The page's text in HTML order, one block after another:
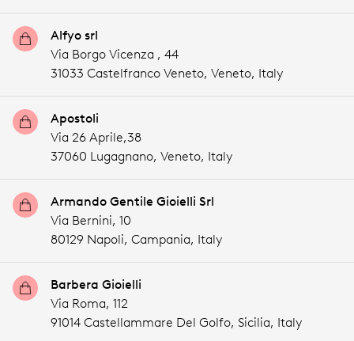
Alfyo srl
Via Borgo Vicenza , 44
31033 Castelfranco Veneto, Veneto, Italy
Apostoli
Via 26 Aprile,38
37060 Lugagnano, Veneto, Italy
Armando Gentile Gioielli Srl
Via Bernini, 10
80129 Napoli, Campania, Italy
Barbera Gioielli
Via Roma, 112
91014 Castellammare Del Golfo, Sicilia, Italy